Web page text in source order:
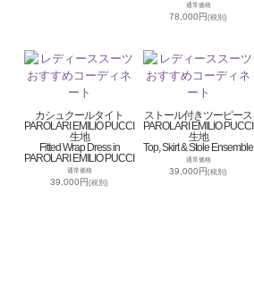
通常価格
78,000円(税別)
カシュクールタイト
PAROLARI EMILIO PUCCI
生地
Fitted Wrap Dress in
PAROLARI EMILIO PUCCI
通常価格
39,000円(税別)
ストール付きツーピース
PAROLARI EMILIO PUCCI
生地
Top, Skirt & Stole Ensemble
通常価格
39,000円(税別)